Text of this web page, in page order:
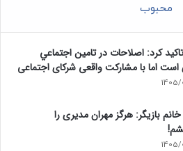
محبوب
كرد: اصلاحات در تامين اجتماعي
اما با مشارکت واقعی شرکای اجتماعی
خانم بازیگر: هرگز مهران مدیری را